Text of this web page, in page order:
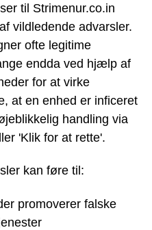
til Strimenur.co.in
vildledende advarsler.
ofte legitime
endda ved hjælp af
for at virke
at en enhed er inficeret
handling via
'Klik for at rette'.
kan føre til:
promoverer falske